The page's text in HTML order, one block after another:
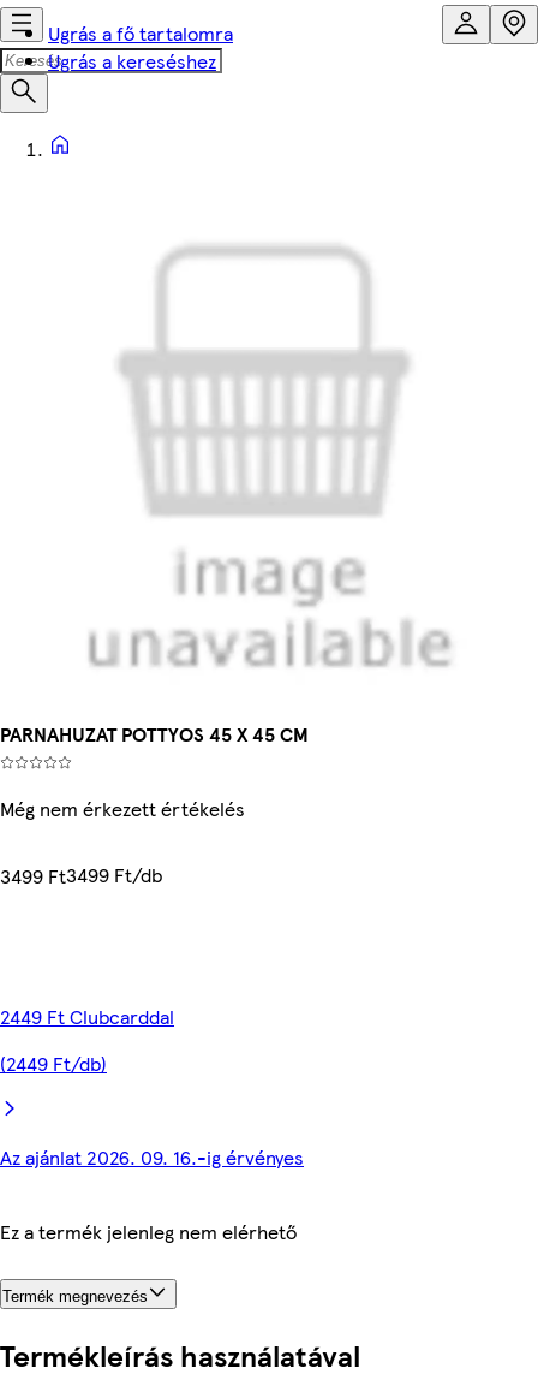
Ugrás a fő tartalomra
Ugrás a kereséshez
PARNAHUZAT POTTYOS 45 X 45 CM
Még nem érkezett értékelés
3499 Ft3499 Ft/db
2449 Ft Clubcarddal
(2449 Ft/db)
Az ajánlat 2026. 09. 16.-ig érvényes
Ez a termék jelenleg nem elérhető
Termék megnevezés
Termékleírás használatával